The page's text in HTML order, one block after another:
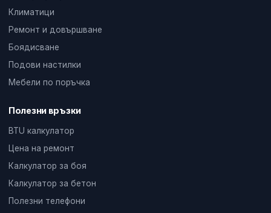
Климатици
Ремонт и довършване
Боядисване
Подови настилки
Мебели по поръчка
Полезни връзки
BTU калкулатор
Цена на ремонт
Калкулатор за боя
Калкулатор за бетон
Полезни телефони